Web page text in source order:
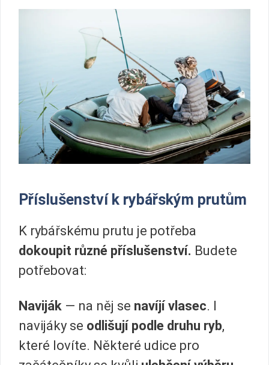
Příslušenství k rybářským prutům
K rybářskému prutu je potřeba
dokoupit různé příslušenství. Budete
potřebovat:
Naviják — na něj se navíjí vlasec. I
navijáky se odlišují podle druhu ryb,
které lovíte. Některé udice pro